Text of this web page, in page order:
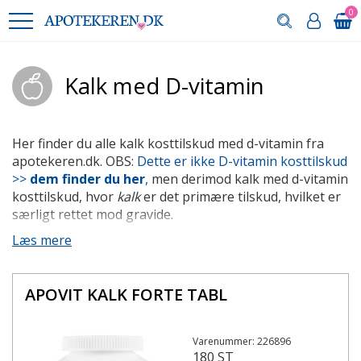
0
Kalk med D-vitamin
Her finder du alle kalk kosttilskud med d-vitamin fra
apotekeren.dk. OBS: Dette er ikke D-vitamin kosttilskud
>> dem finder du her, men derimod kalk med d-vitamin
kosttilskud, hvor kalker det primære tilskud, hvilket er
særligt rettet mod gravide.
Fosteret og det nyfødte barn har behov for kalk og d-
tage sin del. Det er derfor den gravide, som kommer til
at mangle kalk og d-vitamin, og det er ikke godt for
500 mg pr. dag.
Læs mere
APOVIT KALK FORTE TABL
Varenummer: 226896
180 ST